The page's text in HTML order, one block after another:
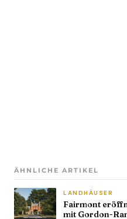
ÄHNLICHE ARTIKEL
LANDHÄUSER
Fairmont
mit Gordon-